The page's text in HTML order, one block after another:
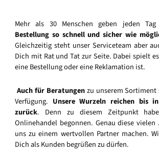
Mehr als 30 Menschen geben jeden
Bestellung so schnell und sicher wie
Gleichzeitig steht unser Serviceteam aber
Dich mit Rat und Tat zur Seite. Dabei spielt
eine Bestellung oder eine Reklamation ist.
Auch für Beratungenzu unserem Sortiment
Verfügung. Unsere Wurzeln reichen bis
zurück. Denn zu diesem Zeitpunkt
Onlinehandel begonnen. Genau diese
uns zu einem wertvollen Partner machen.
Dich als Kunden begrüßen zu dürfen.